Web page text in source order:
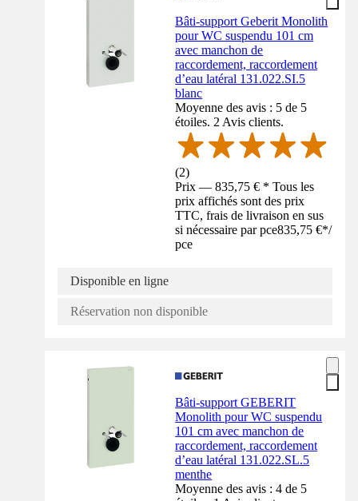
Bâti-support Geberit Monolith
pour WC suspendu 101 cm
avec manchon de
raccordement, raccordement
d’eau latéral 131.022.SI.5
blanc
Moyenne des avis : 5 de 5
étoiles. 2 Avis clients.
(2)
Prix — 835,75 € * Tous les
prix affichés sont des prix
TTC, frais de livraison en sus
si nécessaire par pce835,75 €*/
pce
Disponible en ligne
Réservation non disponible
Bâti-support GEBERIT
Monolith pour WC suspendu
101 cm avec manchon de
raccordement, raccordement
d’eau latéral 131.022.SL.5
menthe
Moyenne des avis : 4 de 5